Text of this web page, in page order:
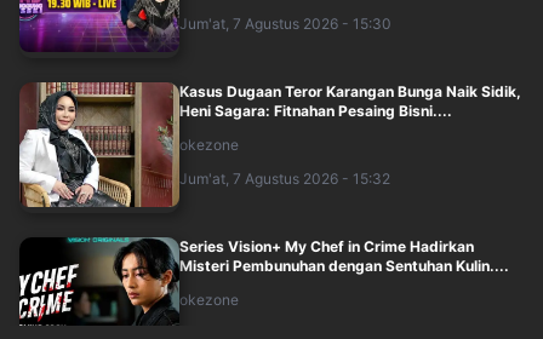
Jum'at, 7 Agustus 2026 - 15:30
Kasus Dugaan Teror Karangan Bunga Naik Sidik,
Heni Sagara: Fitnahan Pesaing Bisni....
okezone
Jum'at, 7 Agustus 2026 - 15:32
Series Vision+ My Chef in Crime Hadirkan
Misteri Pembunuhan dengan Sentuhan Kulin....
okezone